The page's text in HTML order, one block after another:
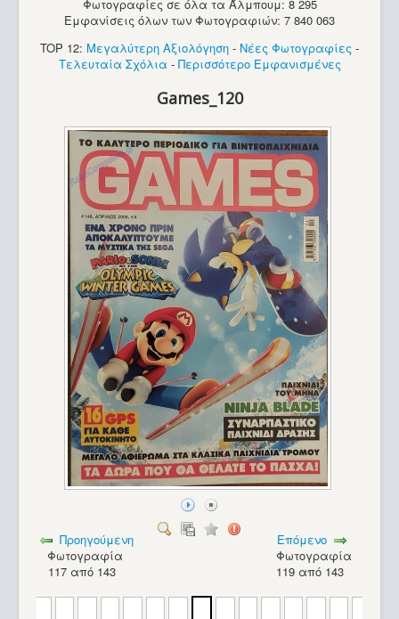
Texas Instruments TravelMate 4000 WinSX
Φωτογραφίες σε όλα τα Άλμπουμ: 8 295
Εμφανίσεις όλων των Φωτογραφιών: 7 840 063
TOP 12: Μεγαλύτερη Αξιολόγηση - Νέες Φωτογραφίες -
Τελευταία Σχόλια - Περισσότερο Εμφανισμένες
Games_120
Προηγούμενη
Φωτογραφία
117 από 143
Επόμενο
Φωτογραφία
119 από 143